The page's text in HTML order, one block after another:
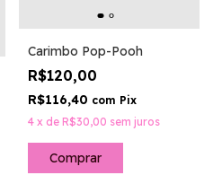
Carimbo Pop-Pooh
R$120,00
R$116,40 com Pix
4 x de R$30,00 sem juros
Comprar